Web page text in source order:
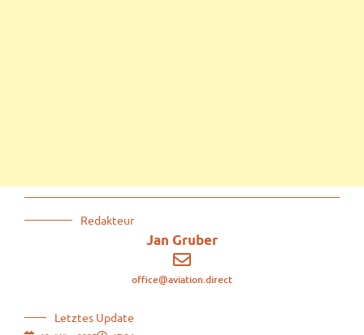
Redakteur
Jan Gruber
office@aviation.direct
Letztes Update